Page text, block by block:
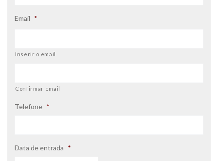
Email *
Inserir o email
Confirmar email
Telefone *
Data de entrada *